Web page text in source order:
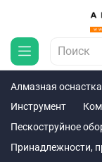
Алмазная оснастка
Инструмент
Пескоструйное
Принадлежности,